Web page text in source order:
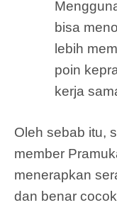
bisa
lebih
poin
kerja
Oleh sebab itu,
member
menerapkan
dan benar